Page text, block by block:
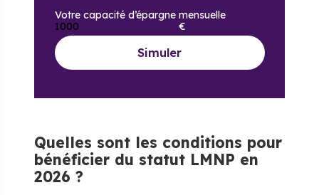
Votre capacité d’épargne mensuelle
€
Simuler
Quelles sont les conditions pour
bénéficier du statut LMNP en
2026 ?